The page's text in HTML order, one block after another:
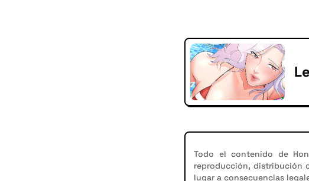
Todo el contenido de
reproducción, distribución
lugar a consecuencias